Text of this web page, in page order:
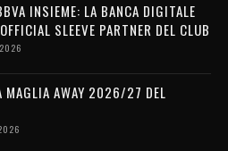
INSIEME: LA BANCA DIGITALE
SLEEVE PARTNER DEL CLUB
MAGLIA AWAY 2026/27 DEL